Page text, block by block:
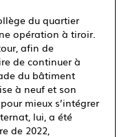
du quartier
opération à tiroir.
afin de
de continuer à
du bâtiment
à neuf et son
mieux s’intégrer
lui, a été
de 2022,